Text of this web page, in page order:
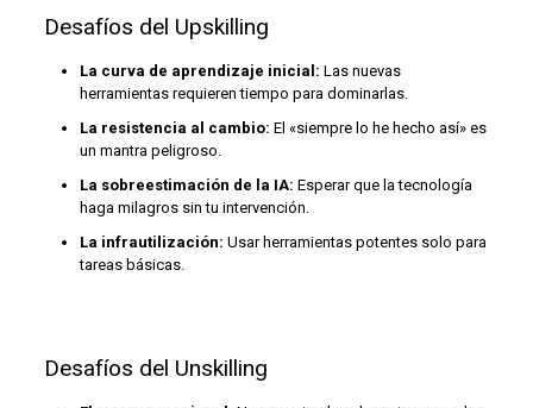
Desafíos del Upskilling
La curva de aprendizaje inicial: Las nuevas
herramientas requieren tiempo para dominarlas.
La resistencia al cambio: El «siempre lo he hecho así» es
un mantra peligroso.
La sobreestimación de la IA: Esperar que la tecnología
haga milagros sin tu intervención.
La infrautilización: Usar herramientas potentes solo para
tareas básicas.
Desafíos del Unskilling